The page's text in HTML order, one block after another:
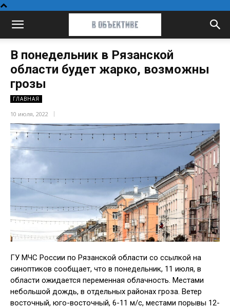
В понедельник в Рязанской
области будет жарко, возможны
грозы
ГЛАВНАЯ
10 июля, 2022
ГУ МЧС России по Рязанской области со ссылкой на
синоптиков сообщает, что в понедельник, 11 июля, в
области ожидается переменная облачность. Местами
небольшой дождь, в отдельных районах гроза. Ветер
восточный, юго-восточный, 6-11 м/с, местами порывы 12-